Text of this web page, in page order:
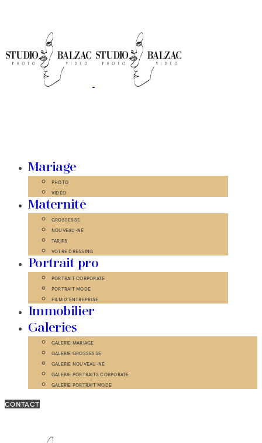
Mariage
PHOTO
VIDÉO
Maternité
GROSSESSE
NOUVEAU-NÉ
TARIFS
VOTRE DRESSING
Portrait pro
PORTRAIT CORPORATE
PORTRAIT MODE
FILM D’ENTREPRISE
Immobilier
Galeries
GALERIE MARIAGE
GALERIE GROSSESSE
GALERIE NOUVEAU-NÉ
GALERIE PORTRAITS CORPORATE
GALERIE PORTRAIT MODE
CONTACT